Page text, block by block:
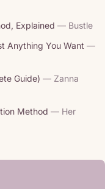
Explained — Bustle
Anything You Want —
Guide) — Zanna
Method — Her